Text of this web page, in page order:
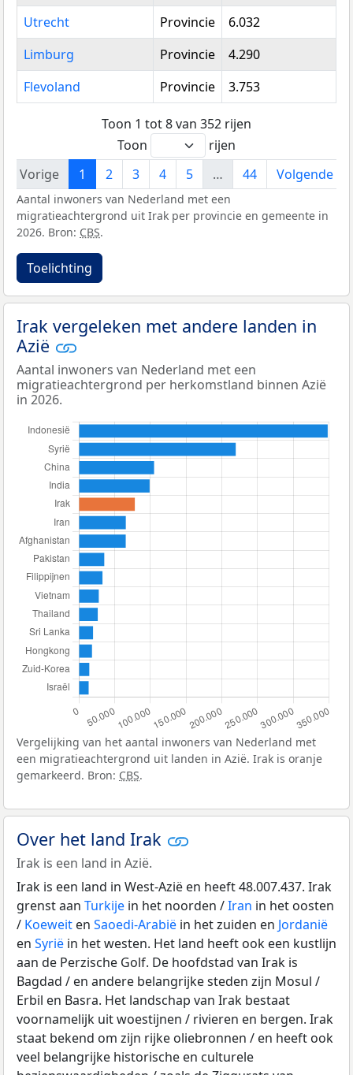
Utrecht
Provincie
6.032
Limburg
Provincie
4.290
Flevoland
Provincie 3.753
Toon 1 tot 8 van 352 rijen
Toon
rijen
Vorige
1 2 3 4 5 … 44 Volgende
Aantal inwoners van Nederland met een
migratieachtergrond uit Irak per provincie en gemeente in
2026. Bron: CBS.
Toelichting
Irak vergeleken met andere landen in
Azië
Aantal inwoners van Nederland met een
migratieachtergrond per herkomstland binnen Azië
in 2026.
Vergelijking van het aantal inwoners van Nederland met
een migratieachtergrond uit landen in Azië. Irak is oranje
gemarkeerd. Bron: CBS.
Over het land Irak
Irak is een land in Azië.
Irak is een land in West-Azië en heeft 48.007.437. Irak
grenst aan Turkije in het noorden /Iran in het oosten
/ Koeweit en Saoedi-Arabië in het zuiden en Jordanië
en Syrië in het westen. Het land heeft ook een kustlijn
aan de Perzische Golf. De hoofdstad van Irak is
Bagdad / en andere belangrijke steden zijn Mosul /
Erbil en Basra. Het landschap van Irak bestaat
voornamelijk uit woestijnen / rivieren en bergen. Irak
staat bekend om zijn rijke oliebronnen / en heeft ook
veel belangrijke historische en culturele